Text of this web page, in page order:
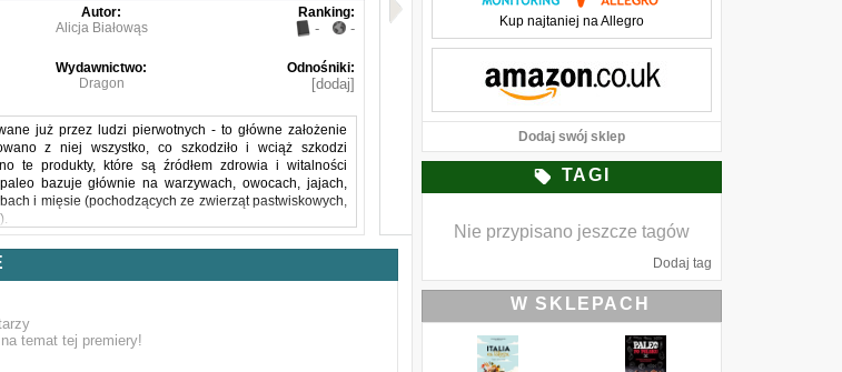
Autor:
Alicja Białowąs
Ranking:
- -
Wydawnictwo:
Dragon
Odnośniki:
[dodaj]
już przez ludzi pierwotnych - to główne założenie
z niej wszystko, co szkodziło i wciąż szkodzi
te produkty, które są źródłem zdrowia i witalności
bazuje głównie na warzywach, owocach, jajach,
i mięsie (pochodzących ze zwierząt pastwiskowych,
zapoznać się z podstawami diety paleolitycznej.
i podnoszą walory smakowe posiłków. Przepisy
dostępnych w polskich sklepach.
temat tej premiery!
Kup najtaniej na Allegro
Dodaj swój sklep
TAGI
Nie przypisano jeszcze tagów
Dodaj tag
W SKLEPACH